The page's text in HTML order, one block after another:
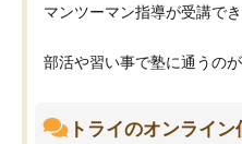
マンツーマン指導が受講でき
部活や習い事で塾に通うのが
トライのオンライ